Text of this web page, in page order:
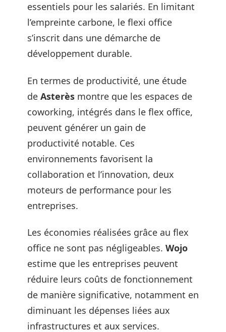
essentiels pour les salariés. En limitant
l’empreinte carbone, le flexi office
s’inscrit dans une démarche de
développement durable.
En termes de productivité, une étude
de Asterès montre que les espaces de
coworking, intégrés dans le flex office,
peuvent générer un gain de
productivité notable. Ces
environnements favorisent la
collaboration et l’innovation, deux
moteurs de performance pour les
entreprises.
Les économies réalisées grâce au flex
office ne sont pas négligeables. Wojo
estime que les entreprises peuvent
réduire leurs coûts de fonctionnement
de manière significative, notamment en
diminuant les dépenses liées aux
infrastructures et aux services.